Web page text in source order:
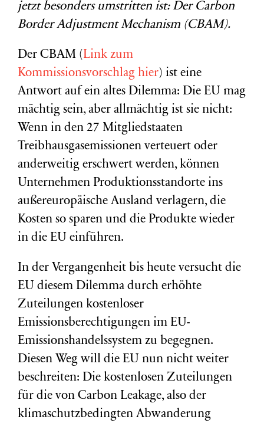
jetzt besonders umstritten ist: Der Carbon
Border Adjustment Mechanism (CBAM).
Der CBAM (Link zum
Kommissionsvorschlag hier) ist eine
Antwort auf ein altes Dilemma: Die EU mag
mächtig sein, aber allmächtig ist sie nicht:
Wenn in den 27 Mitgliedstaaten
Treibhausgasemissionen verteuert oder
anderweitig erschwert werden, können
Unternehmen Produktionsstandorte ins
außereuropäische Ausland verlagern, die
Kosten so sparen und die Produkte wieder
in die EU einführen.
In der Vergangenheit bis heute versucht die
EU diesem Dilemma durch erhöhte
Zuteilungen kostenloser
Emissionsberechtigungen im EU-
Emissionshandelssystem zu begegnen.
Diesen Weg will die EU nun nicht weiter
beschreiten: Die kostenlosen Zuteilungen
für die von Carbon Leakage, also der
klimaschutzbedingten Abwanderung